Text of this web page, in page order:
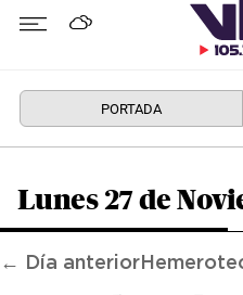
PORTADA
Lunes 27 de
← Día anterior